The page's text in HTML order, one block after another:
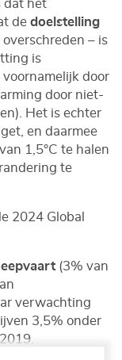
dat het
de doelstelling
– is
is
door
door niet-
Het is echter
en daarmee
1,5°C te halen
te
2024 Global
(3% van
verwachting
3,5% onder